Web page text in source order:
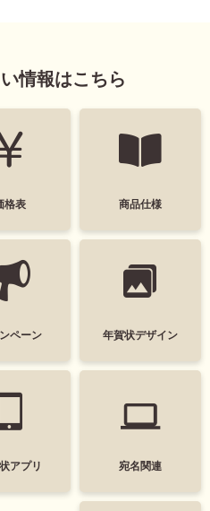
テイスト
情報はこちら
格表 商品仕様
ペーン 年賀状デザイン
アプリ 宛名関連